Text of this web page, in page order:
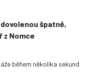
špatně,
z Nomce
během několika sekund